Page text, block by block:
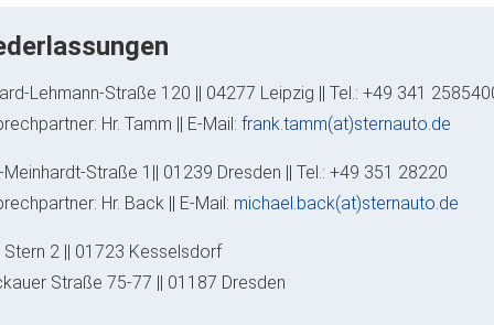
Lehmann-Straße 120 || 04277 Leipzig || Tel.: +49 341
Hr. Tamm || E-Mail: frank.tamm(at)sternauto.de
Meinhardt-Straße 1|| 01239 Dresden || Tel.: +49 351 28220
Hr. Back || E-Mail: michael.back(at)sternauto.de
Stern 2 || 01723 Kesselsdorf
Straße 75-77 || 01187 Dresden